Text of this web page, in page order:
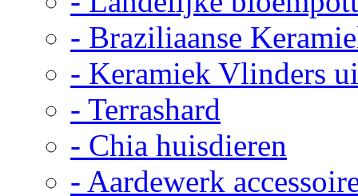
- Braziliaanse
- Keramiek Vlinders
- Terrashard
- Chia huisdieren
- Aardewerk